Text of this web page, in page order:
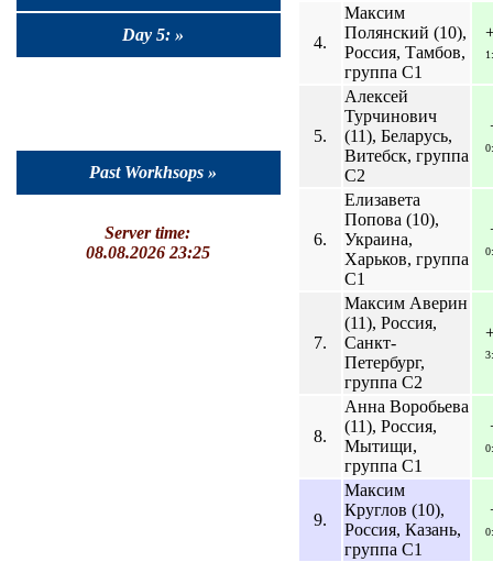
Day 5: »
Past Workhsops »
Server time:
08.08.2026 23:25
4.
Максим
Полянский (10),
Россия, Тамбов,
группа C1
5.
Алексей
Турчинович
(11), Беларусь,
Витебск, группа
C2
6.
Елизавета
Попова (10),
Украина,
Харьков, группа
C1
7.
Максим Аверин
(11), Россия,
Санкт-
Петербург,
группа C2
8.
Анна Воробьева
(11), Россия,
Мытищи,
группа C1
9.
Максим
Круглов (10),
Россия, Казань,
группа C1